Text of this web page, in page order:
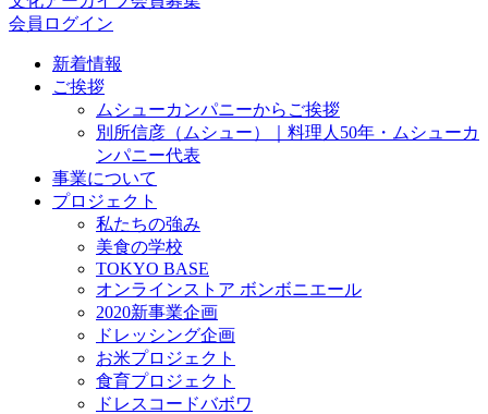
会員ログイン
新着情報
ご挨拶
ムシューカンパニーからご挨拶
別所信彦（ムシュー）｜料理人50年・ムシューカ
ンパニー代表
事業について
プロジェクト
私たちの強み
美食の学校
TOKYO BASE
オンラインストア ボンボニエール
2020新事業企画
ドレッシング企画
お米プロジェクト
食育プロジェクト
ドレスコードバボワ